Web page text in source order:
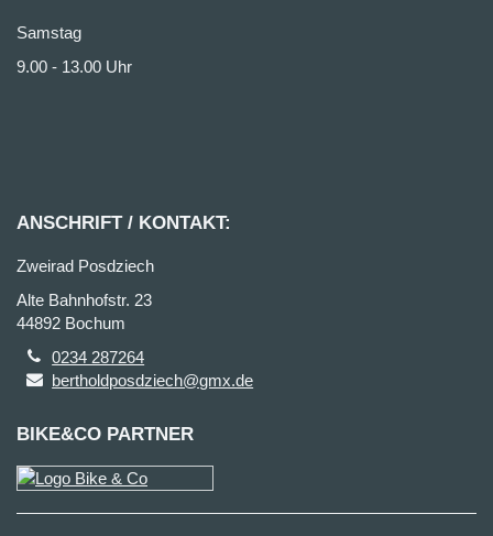
Samstag
9.00 - 13.00 Uhr
ANSCHRIFT / KONTAKT:
Zweirad Posdziech
Alte Bahnhofstr. 23
44892 Bochum
0234 287264
bertholdposdziech@gmx.de
BIKE&CO PARTNER